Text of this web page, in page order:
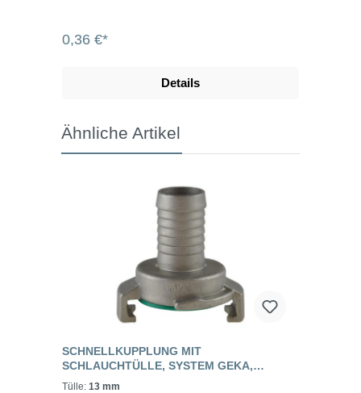
0,36 €*
Details
Ähnliche Artikel
SCHNELLKUPPLUNG MIT
SCHLAUCHTÜLLE, SYSTEM GEKA,
EDELSTAHL
Tülle: 13 mm